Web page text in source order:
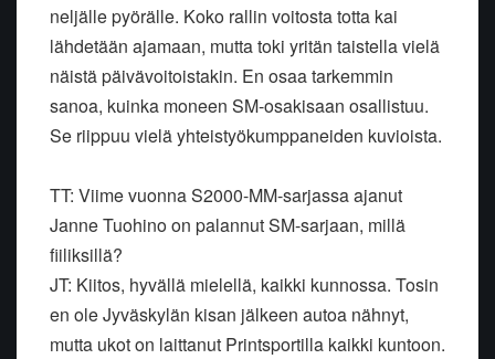
neljälle pyörälle. Koko rallin voitosta totta kai
lähdetään ajamaan, mutta toki yritän taistella vielä
näistä päivävoitoistakin. En osaa tarkemmin
sanoa, kuinka moneen SM-osakisaan osallistuu.
Se riippuu vielä yhteistyökumppaneiden kuvioista.
TT: Viime vuonna S2000-MM-sarjassa ajanut
Janne Tuohino on palannut SM-sarjaan, millä
fiiliksillä?
JT: Kiitos, hyvällä mielellä, kaikki kunnossa. Tosin
en ole Jyväskylän kisan jälkeen autoa nähnyt,
mutta ukot on laittanut Printsportilla kaikki kuntoon.